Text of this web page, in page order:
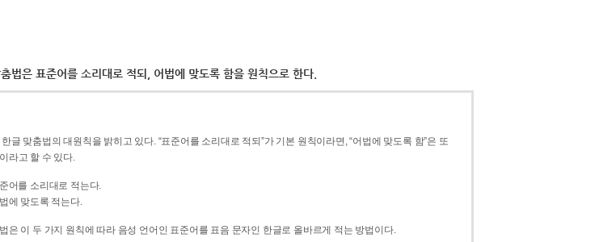
법은 표준어를 소리대로 적되, 어법에 맞도록 함을 원칙으로 한다.
글 맞춤법의 대원칙을 밝히고 있다. “표준어를 소리대로 적되”가 기본 원칙이라면, “어법에 맞도록 함”은 또
라고 할 수 있다.
어를 소리대로 적는다.
에 맞도록 적는다.
은 이 두 가지 원칙에 따라 음성 언어인 표준어를 표음 문자인 한글로 올바르게 적는 방법이다.